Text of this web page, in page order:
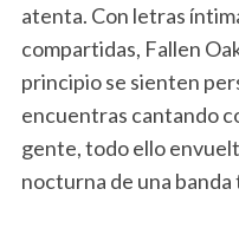
atenta. Con letras
compartidas, Fallen
principio se sienten
encuentras cantando
gente, todo ello
nocturna de una banda